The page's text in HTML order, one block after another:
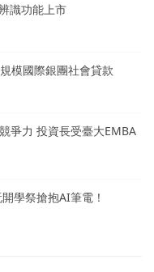
識功能上市
模國際銀團社會貸款
爭力 投資長受臺大EMBA
學祭搶抱AI筆電！